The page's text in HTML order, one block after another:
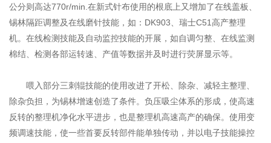
公分则高达770r/min.在新式针布使用的根底上又增加了在线盖板、
锡林隔距调整及在线磨针技能，如：DK903、瑞士C51高产整理
机。在线检测技能及自动监控技能的开展，如自调匀整、在线监测
棉结、检测各部运转速、产值等数据并及时进行荧屏显示等。
喂入部分三刺辊技能的使用改进了开松、除杂、减轻主整理、
除杂负担，为锡林增速创造了条件。负压吸尘体系的形成，使高速
反转的整理机净化水平进步，也是整理机高速高产的确保。使用变
频调速技能，使一些首要反转部件能单独传动，并以电子技能操控